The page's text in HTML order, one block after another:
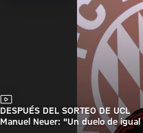
Vídeo
DESPUÉS DEL SORTEO DE UCL
Manuel Neuer: "Un duelo de